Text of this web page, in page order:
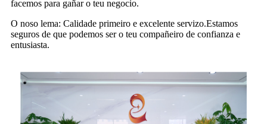
facemos para gañar o teu negocio.
O noso lema: Calidade primeiro e excelente servizo.Estamos
seguros de que podemos ser o teu compañeiro de confianza e
entusiasta.